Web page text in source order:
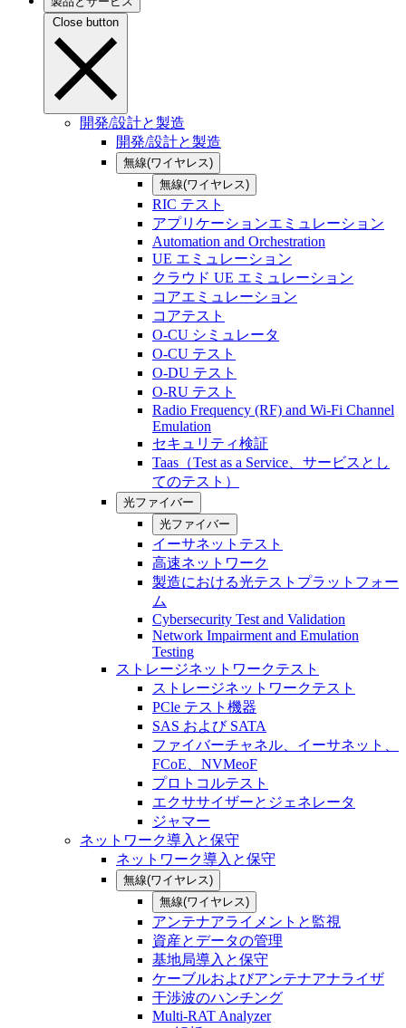
Close button
開発/設計と製造
開発/設計と製造
無線(ワイヤレス)
無線(ワイヤレス)
RIC テスト
アプリケーションエミュレーション
Automation and Orchestration
UE エミュレーション
クラウド UE エミュレーション
コアエミュレーション
コアテスト
O-CU シミュレータ
O-CU テスト
O-DU テスト
O-RU テスト
Radio Frequency (RF) and Wi-Fi Channel
Emulation
セキュリティ検証
Taas（Test as a Service、サービスとし
てのテスト）
光ファイバー
光ファイバー
イーサネットテスト
高速ネットワーク
製造における光テストプラットフォー
ム
Cybersecurity Test and Validation
Network Impairment and Emulation
Testing
ストレージネットワークテスト
ストレージネットワークテスト
PCle テスト機器
SAS および SATA
ファイバーチャネル、イーサネット、
FCoE、NVMeoF
プロトコルテスト
エクササイザーとジェネレータ
ジャマー
ネットワーク導入と保守
ネットワーク導入と保守
無線(ワイヤレス)
無線(ワイヤレス)
アンテナアライメントと監視
資産とデータの管理
基地局導入と保守
ケーブルおよびアンテナアナライザ
干渉波のハンチング
Multi-RAT Analyzer